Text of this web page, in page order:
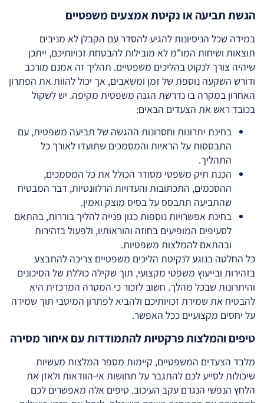
הגשת תביעה או נקיטת אמצעים משפטיים
במידה שכל הניסיונות להגיע להסדר עם הקבלן לא מניבים
תוצאות ושיחות המו"מ לא מובילות להבטחת זכויותיכם, ייתכן
שיהיה צורך לנקוט בהליכים משפטיים. תהליך זה אמנם מורכב
ודורש השקעה נוספת של זמן ומשאבים, אך יכול להוות את הפתרון
האחרון במקרה בו נדרשת הגנה משפטית מקיפה. יש לשקול
בכובד ראש את הצעדים הבאים:
בחינת יתרונות וחסרונות ההגשה של תביעה משפטית, עם
התבססות על הראיות והמסמכים שתועדו לאורך כל
התהליך.
הכנת תיק משפטי מסודר הכולל את כל המסמכים,
ההסכמים, התכתובות והעדויות הרלוונטיות, דבר המבטיח
שהתביעה תתבסס על בסיס מוצק ואמין.
בחינת אפשרויות נוספות כגון פנייה להליך בוררות, בהתאם
לסעיפים המופיעים בחוזה והוראותיו, ולפעול בזהירות
ובהתאם להמלצות משפטיות.
כל החלטה בנוגע לנקיטת הליכים משפטיים צריכה להתבצע
בזהירות ובייעוץ משפטי מקצועי, תוך שקילה כוללת של הסיכונים
והיתרונות שבכל מהלך. חשוב לזכור כי המטרה המרכזית היא
להבטיח את שמירת זכויותיכם ולהביא לפתרון המיטבי תוך שמירה
על יחסים מקצועיים ככל האפשר.
טיפים והמלצות פרקטיות להתמודדות עם איחור מסירה
מלבד הצעדים המשפטיים, קיימות מספר המלצות מעשיות
שיכולות לסייע לכם להתגבר על תחושות אי-הוודאות ולאזן את
הלחץ הנפשי הנגרם עקב העיכוב. טיפים אלה מאפשרים לכם